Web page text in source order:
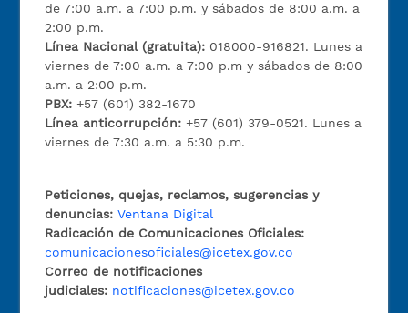
de 7:00 a.m. a 7:00 p.m. y sábados de 8:00 a.m. a
2:00 p.m.
Línea Nacional (gratuita): 018000-916821. Lunes a
viernes de 7:00 a.m. a 7:00 p.m y sábados de 8:00
a.m. a 2:00 p.m.
PBX:+57 (601) 382-1670
Línea anticorrupción:+57 (601) 379-0521. Lunes a
viernes de 7:30 a.m. a 5:30 p.m.
Peticiones, quejas, reclamos, sugerencias y
denuncias: Ventana Digital
Radicación de Comunicaciones Oficiales:
comunicacionesoficiales@icetex.gov.co
Correo de notificaciones
judiciales: notificaciones@icetex.gov.co